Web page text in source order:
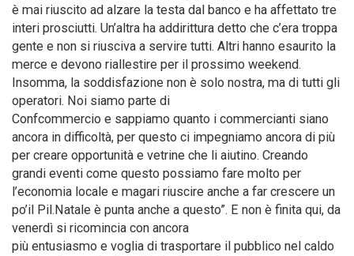
è mai riuscito ad alzare la testa dal banco e ha affettato tre
interi prosciutti. Un’altra ha addirittura detto che c’era troppa
gente e non si riusciva a servire tutti. Altri hanno esaurito la
merce e devono riallestire per il prossimo weekend.
Insomma, la soddisfazione non è solo nostra, ma di tutti gli
operatori. Noi siamo parte di
Confcommercio e sappiamo quanto i commercianti siano
ancora in difficoltà, per questo ci impegniamo ancora di più
per creare opportunità e vetrine che li aiutino. Creando
grandi eventi come questo possiamo fare molto per
l’economia locale e magari riuscire anche a far crescere un
po’il Pil.Natale è punta anche a questo”. E non è finita qui, da
venerdì si ricomincia con ancora
più entusiasmo e voglia di trasportare il pubblico nel caldo